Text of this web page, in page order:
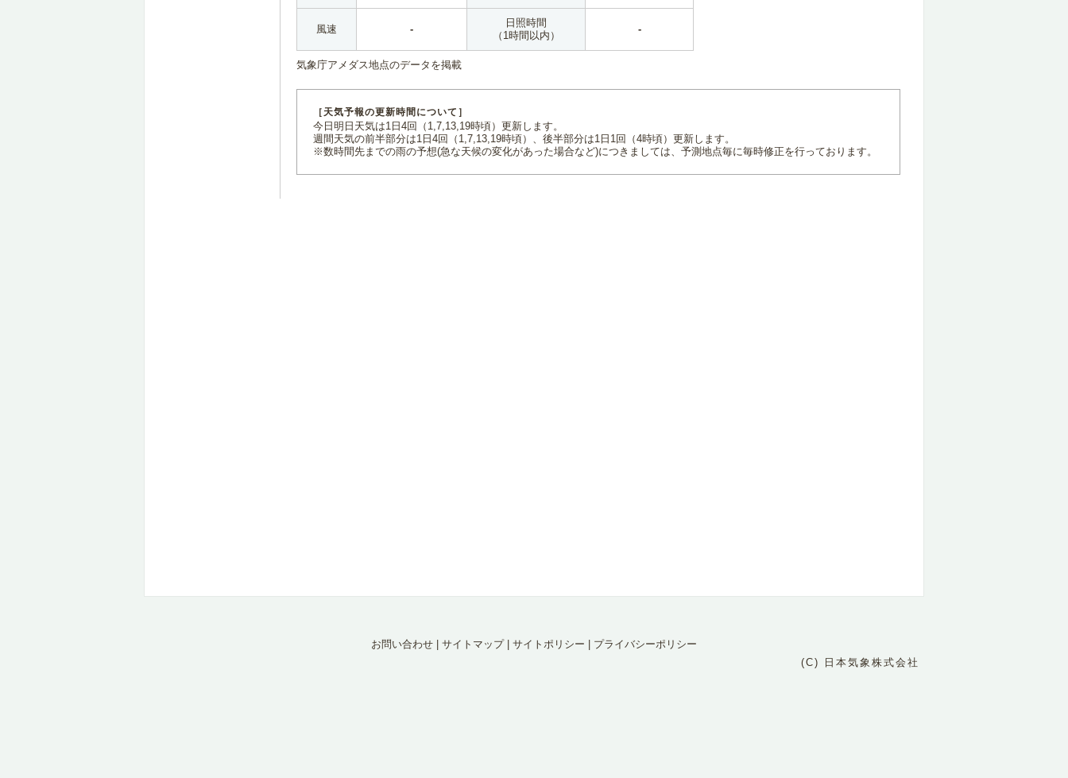
風速 -
日照時間
（1時間以内）
-
気象庁アメダス地点のデータを掲載
［天気予報の更新時間について］
今日明日天気は1日4回（1,7,13,19時頃）更新します。
週間天気の前半部分は1日4回（1,7,13,19時頃）、後半部分は1日1回（4時頃）更新します。
※数時間先までの雨の予想(急な天候の変化があった場合など)につきましては、予測地点毎に毎時修正を行っております。
お問い合わせ サイトマップ| サイトポリシー
プライバシーポリシー
(C) 日本気象株式会社